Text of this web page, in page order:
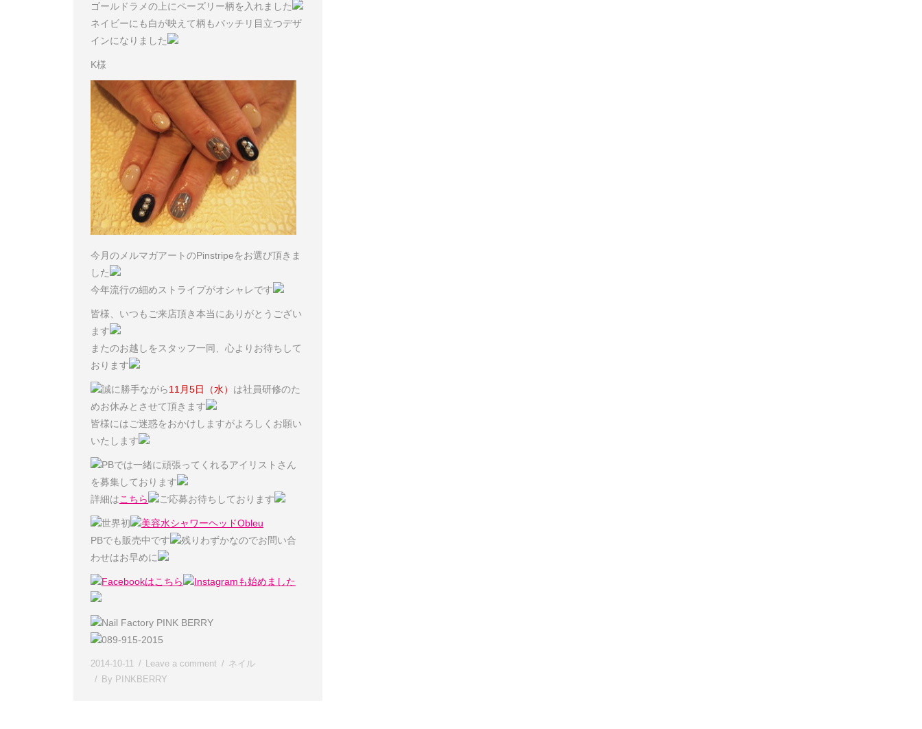
ゴールドラメの上にペーズリー柄を入れました
ネイビーにも白が映えて柄もバッチリ目立つデザ
インになりました
K様
今月のメルマガアートのPinstripeをお選び頂きま
した
今年流行の細めストライプがオシャレです
皆様、いつもご来店頂き本当にありがとうござい
ます
またのお越しをスタッフ一同、心よりお待ちして
おります
誠に勝手ながら11月5日（水） は社員研修のた
めお休みとさせて頂きます
皆様にはご迷惑をおかけしますがよろしくお願い
いたします
PBでは一緒に頑張ってくれるアイリストさん
を募集しております
詳細はこちら ご応募お待ちしております
世界初
美容水シャワーヘッドObleu
PBでも販売中です
残りわずかなのでお問い合
わせはお早めに
Facebookはこちら Instagramも始めました
Nail Factory PINK BERRY
089-915-2015
2014-10-11 Leave a comment
ネイル
By PINKBERRY